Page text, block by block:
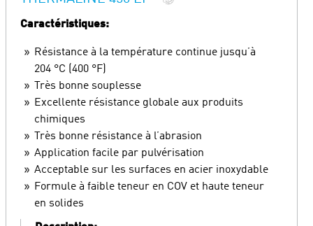
Caractéristiques:
Résistance à la température continue jusqu’à
204 °C (400 °F)
Très bonne souplesse
Excellente résistance globale aux produits
chimiques
Très bonne résistance à l’abrasion
Application facile par pulvérisation
Acceptable sur les surfaces en acier inoxydable
Formule à faible teneur en COV et haute teneur
en solides